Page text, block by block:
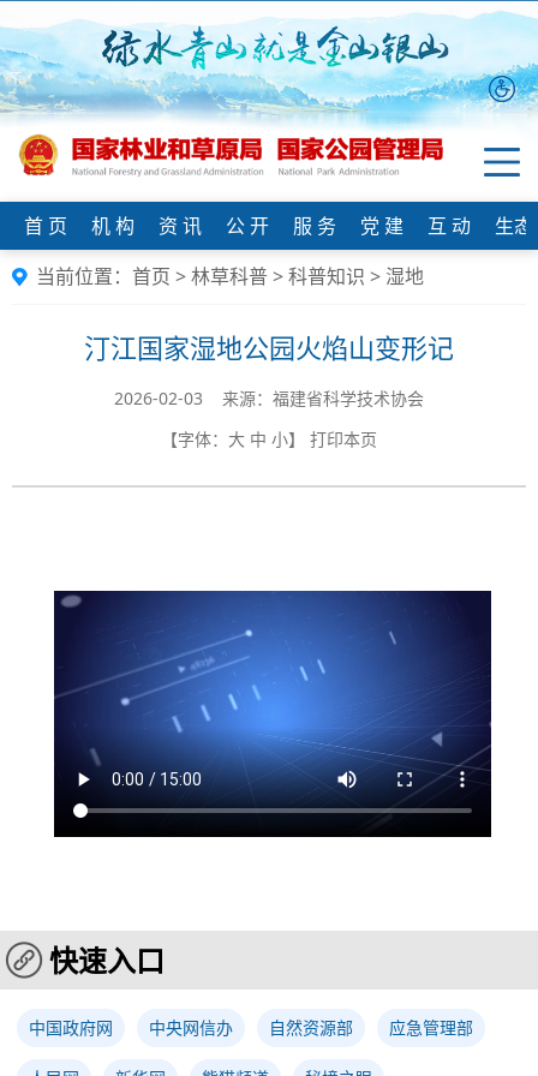
首 页 机 构 资 讯 公 开 服 务 党 建 互 动
生
当前位置： 首页 >林草科普>科普知识 > 湿地
汀江国家湿地公园火焰山变形记
2026-02-03 来源：福建省科学技术协会
【字体： 大 中 小】 打印本页
快速入口
中国政府网 中央网信办 自然资源部 应急管理部